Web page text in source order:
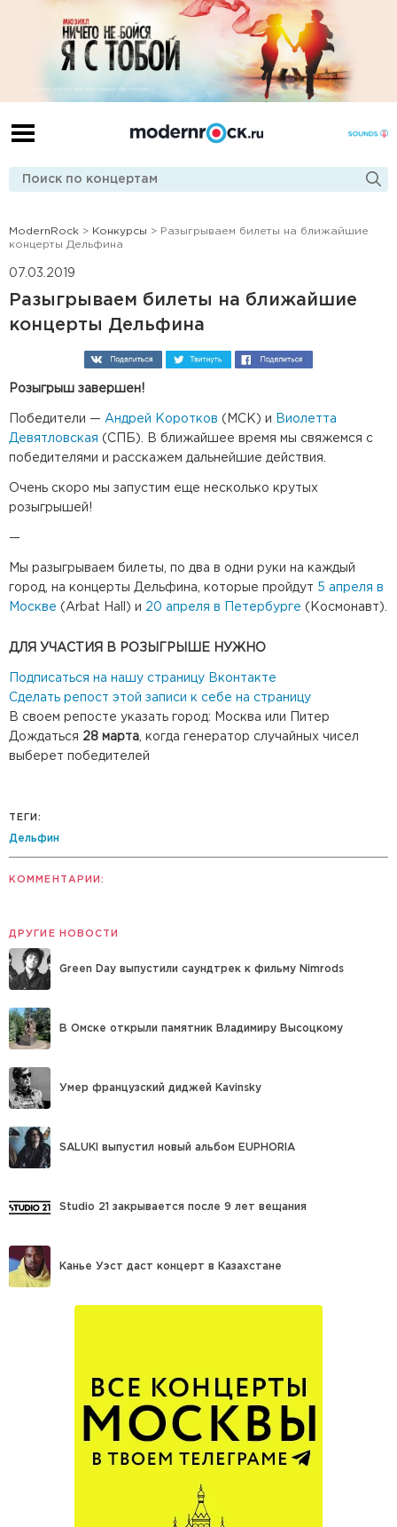
ModernRock > Конкурсы > Разыгрываем билеты на ближайшие
концерты Дельфина
07.03.2019
Разыгрываем билеты на ближайшие
концерты Дельфина
Розыгрыш завершен!
Победители — Андрей Коротков (МСК) и
Виолетта
Девятловская (СПБ). В ближайшее время мы свяжемся с
победителями и расскажем дальнейшие действия.
Очень скоро мы запустим еще несколько крутых
розыгрышей!
—
Мы разыгрываем билеты, по два в одни руки на каждый
город, на концерты Дельфина, которые пройдут 5 апреля в
Москве (Arbat Hall) и 20 апреля в Петербурге (Космонавт).
ДЛЯ УЧАСТИЯ В РОЗЫГРЫШЕ НУЖНО
Подписаться на нашу страницу Вконтакте
Сделать репост этой записи к себе на страницу
В своем репосте указать город: Москва или Питер
Дождаться 28 марта , когда генератор случайных чисел
выберет победителей
ТЕГИ:
Дельфин
КОММЕНТАРИИ:
ДРУГИЕ НОВОСТИ
Green Day выпустили саундтрек к фильму Nimrods
В Омске открыли памятник Владимиру Высоцкому
Умер французский диджей Kavinsky
SALUKI выпустил новый альбом EUPHORIA
Studio 21 закрывается после 9 лет вещания
Канье Уэст даст концерт в Казахстане